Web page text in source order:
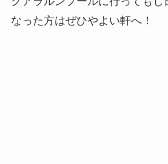
なった方はぜひやよい軒へ！